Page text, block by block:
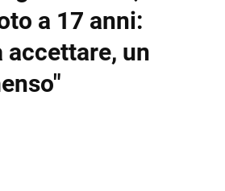
a 17 anni:
un